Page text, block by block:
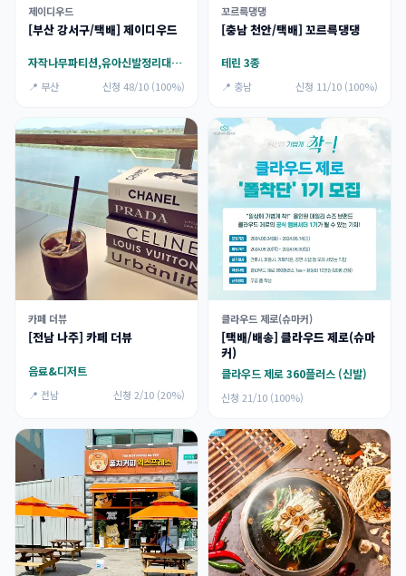
제이디우드
[부산 강서구/택배] 제이디우드
자작나무파티션,유아신발정리대,유아좌식책상,유아계단
📍 부산 신청 48/10 (100%)
꼬르륵댕댕
[충남 천안/택배] 꼬르륵댕댕
테린 3종
📍 충남 신청 11/10 (100%)
카페 더뷰
[전남 나주] 카페 더뷰
음료&디저트
📍 전남 신청 2/10 (20%)
클라우드 제로(슈마커)
[택배/배송] 클라우드 제로(슈마
커)
클라우드 제로 360플러스 (신발)
신청 21/10 (100%)